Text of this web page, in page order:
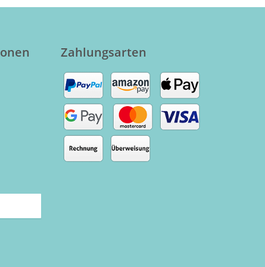
Zahlungsarten